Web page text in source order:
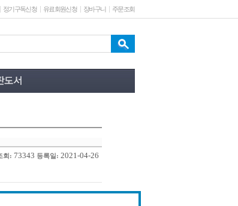
정기구독신청 유료회원신청 장바구니 주문조회
회: 73343 등록일: 2021-04-26